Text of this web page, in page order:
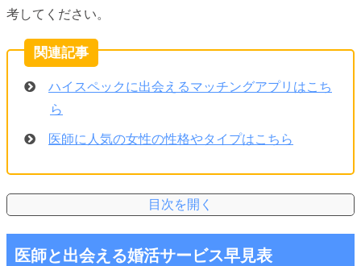
考してください。
ハイスペックに出会えるマッチングアプリはこち
ら
医師に人気の女性の性格やタイプはこちら
医師と出会える婚活サービス早見表